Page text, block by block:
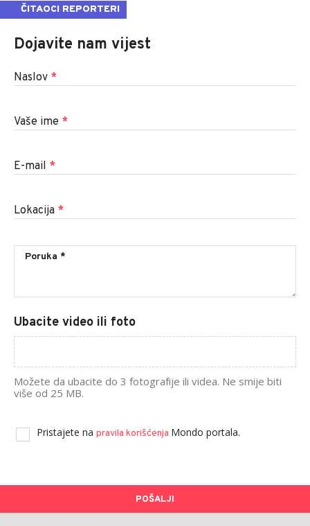
ČITAOCI REPORTERI
Dojavite nam vijest
Naslov *
Vaše ime *
E-mail *
Lokacija *
Ubacite video ili foto
Možete da ubacite do 3 fotografije ili videa. Ne smije biti
više od 25 MB.
Pristajete na pravila korišćenja Mondo portala.
POŠALJI